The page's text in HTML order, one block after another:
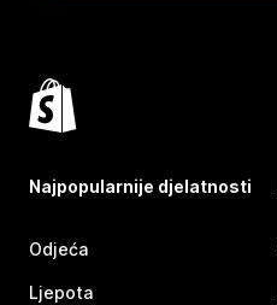
Najpopularnije djelatnosti
Odjeća
Ljepota